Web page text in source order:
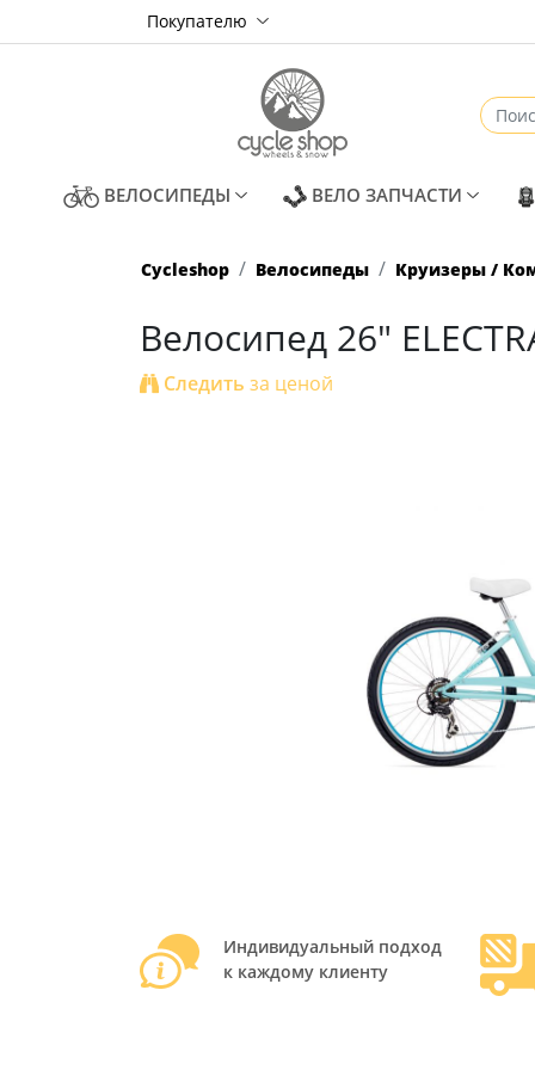
Покупателю
ВЕЛОСИПЕДЫ(CURRENT)ВЕЛО ЗАПЧАСТИ
Cycleshop Велосипеды Круизеры /
Велосипед 26"
Следить за ценой
Индивидуальный подход
к каждому клиенту